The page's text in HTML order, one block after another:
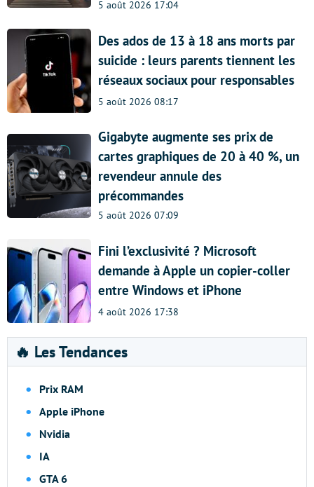
5 août 2026 17:04
Des ados de 13 à 18 ans morts par
suicide : leurs parents tiennent les
réseaux sociaux pour responsables
5 août 2026 08:17
Gigabyte augmente ses prix de
cartes graphiques de 20 à 40 %, un
revendeur annule des
précommandes
5 août 2026 07:09
Fini l’exclusivité ? Microsoft
demande à Apple un copier-coller
entre Windows et iPhone
4 août 2026 17:38
🔥 Les Tendances
Prix RAM
Apple iPhone
Nvidia
IA
GTA 6